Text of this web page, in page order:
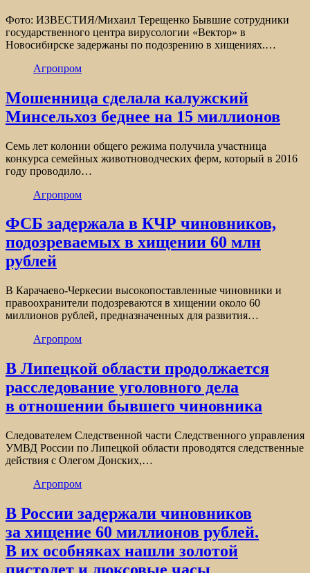
Фото: ИЗВЕСТИЯ/Михаил Терещенко Бывшие сотрудники
государственного центра вирусологии «Вектор» в
Новосибирске задержаны по подозрению в хищениях.…
Агропром
Мошенница сделала калужский
Минсельхоз беднее на 15 миллионов
Семь лет колонии общего режима получила участница
конкурса семейных животноводческих ферм, который в 2016
году проводило…
Агропром
ФСБ задержала в КЧР чиновников,
подозреваемых в хищении 60 млн
рублей
В Карачаево-Черкесии высокопоставленные чиновники и
правоохранители подозреваются в хищении около 60
миллионов рублей, предназначенных для развития…
Агропром
В Липецкой области продолжается
расследование уголовного дела
в отношении бывшего чиновника
Следователем Следственной части Следственного управления
УМВД России по Липецкой области проводятся следственные
действия с Олегом Донских,…
Агропром
В России задержали чиновников
за хищение 60 миллионов рублей.
В их особняках нашли золотой